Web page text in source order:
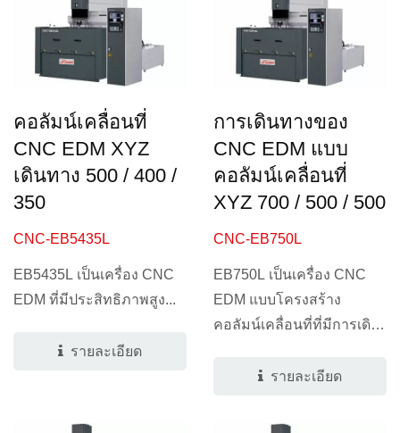
คอลัมน์เคลื่อนที่
CNC EDM XYZ
เดินทาง 500 / 400 /
350
CNC-EB5435L
EB5435L เป็นเครื่อง CNC
EDM ที่มีประสิทธิภาพสูง...
รายละเอียด
การเดินทางของ
CNC EDM แบบ
คอลัมน์เคลื่อนที่
XYZ 700 / 500 / 500
CNC-EB750L
EB750L เป็นเครื่อง CNC
EDM แบบโครงสร้าง
คอลัมน์เคลื่อนที่ที่มีการเดิน
รายละเอียด